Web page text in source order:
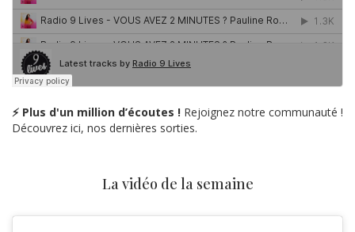
⚡ Plus d'un million d’écoutes ! Rejoignez notre communauté !
Découvrez ici, nos dernières sorties.
La vidéo de la semaine